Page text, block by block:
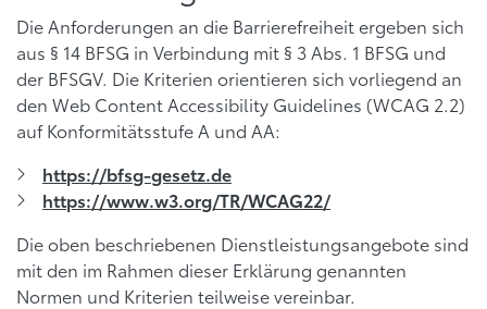
Die Anforderungen an die Barrierefreiheit ergeben sich
aus § 14 BFSG in Verbindung mit § 3 Abs. 1 BFSG und
der BFSGV. Die Kriterien orientieren sich vorliegend an
den Web Content Accessibility Guidelines (WCAG 2.2)
auf Konformitätsstufe A und AA:
https://bfsg-gesetz.de
https://www.w3.org/TR/WCAG22/
Die oben beschriebenen Dienstleistungsangebote sind
mit den im Rahmen dieser Erklärung genannten
Normen und Kriterien teilweise vereinbar.